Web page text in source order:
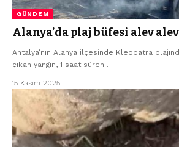
GÜNDEM
Alanya’da plaj büfesi alev
Antalya’nın Alanya ilçesinde Kleopatra
çıkan yangın, 1 saat süren…
15 Kasım 2025